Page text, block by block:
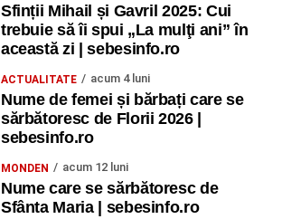
Sfinții Mihail și Gavril 2025: Cui
trebuie să îi spui „La mulţi ani” în
această zi | sebesinfo.ro
ACTUALITATE acum 4 luni
Nume de femei și bărbați care se
sărbătoresc de Florii 2026 |
sebesinfo.ro
MONDEN acum 12 luni
Nume care se sărbătoresc de
Sfânta Maria | sebesinfo.ro